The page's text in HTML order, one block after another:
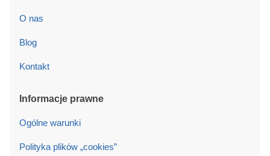
O nas
Blog
Kontakt
Informacje prawne
Ogólne warunki
Polityka plików „cookies”